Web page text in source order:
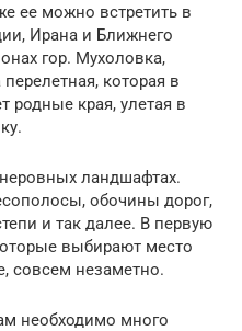
ее можно встретить в
Ирана и Ближнего
гор. Мухоловка,
которая в
родные края, улетая в
ландшафтах.
обочины дорог,
и так далее. В первую
выбирают место
совсем незаметно.
необходимо много